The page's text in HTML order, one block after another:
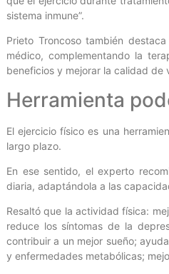
sistema inmune”.
Prieto Troncoso también
médico, complementando la
beneficios y mejorar la calidad de
Herramienta
El ejercicio físico es una
largo plazo.
En ese sentido, el experto
diaria, adaptándola a las
Resaltó que la actividad física:
reduce los síntomas de la
contribuir a un mejor sueño;
y enfermedades metabólicas;